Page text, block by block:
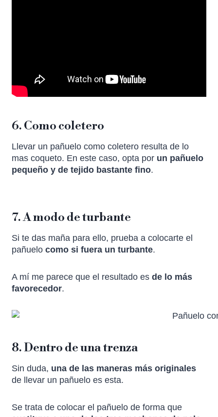
6. Como coletero
Llevar un pañuelo como coletero resulta de lo
mas coqueto. En este caso, opta por un pañuelo
pequeño y de tejido bastante fino.
7. A modo de turbante
Si te das maña para ello, prueba a colocarte el
pañuelo como si fuera un turbante.
A mí me parece que el resultado es de lo más
favorecedor.
8. Dentro de una trenza
Sin duda, una de las maneras más originales
de llevar un pañuelo es esta.
Se trata de colocar el pañuelo de forma que